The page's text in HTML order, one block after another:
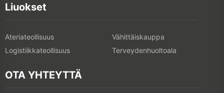
Liuokset
Ateriateollisuus
Vähittäiskauppa
Logistiikkateollisuus
Terveydenhuoltoala
OTA YHTEYTTÄ